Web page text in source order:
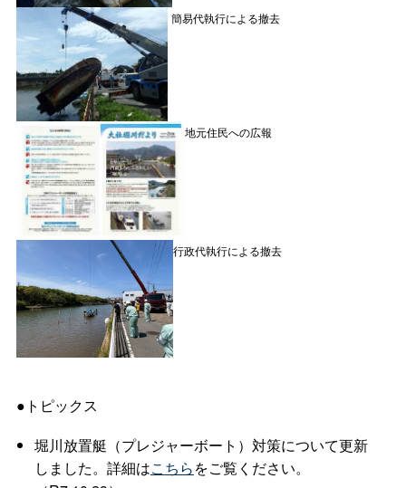
簡易代執行による撤去
地元住民への広報
行政代執行による撤去
●トピックス
堀川放置艇（プレジャーボート）対策について更新
しました。詳細はこちらをご覧ください。